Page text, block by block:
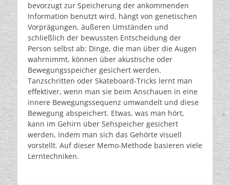
bevorzugt zur Speicherung der ankommenden
Information benutzt wird, hängt von genetischen
Vorprägungen, äußeren Umständen und
schließlich der bewussten Entscheidung der
Person selbst ab: Dinge, die man über die Augen
wahrnimmt, können über akustische oder
Bewegungsspeicher gesichert werden.
Tanzschritten oder Skateboard-Tricks lernt man
effektiver, wenn man sie beim Anschauen in eine
innere Bewegungssequenz umwandelt und diese
Bewegung abspeichert. Etwas, was man hört,
kann im Gehirn über Sehspeicher gesichert
werden, indem man sich das Gehörte visuell
vorstellt. Auf dieser Memo-Methode basieren viele
Lerntechniken.